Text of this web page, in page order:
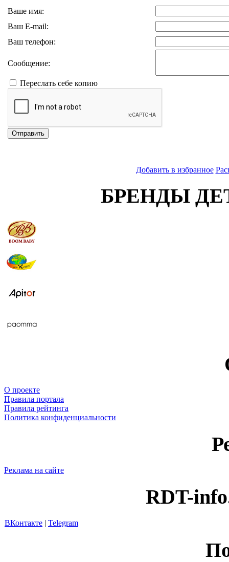
Ваше имя:
Ваш E-mail:
Ваш телефон:
Сообщение:
Переслать себе копию
Отправить
Добавить в избранное
БРЕНДЫ
О проекте
Правила портала
Правила рейтинга
Политика конфиденциальности
Реклама на сайте
RDT-
ВКонтакте | Telegram